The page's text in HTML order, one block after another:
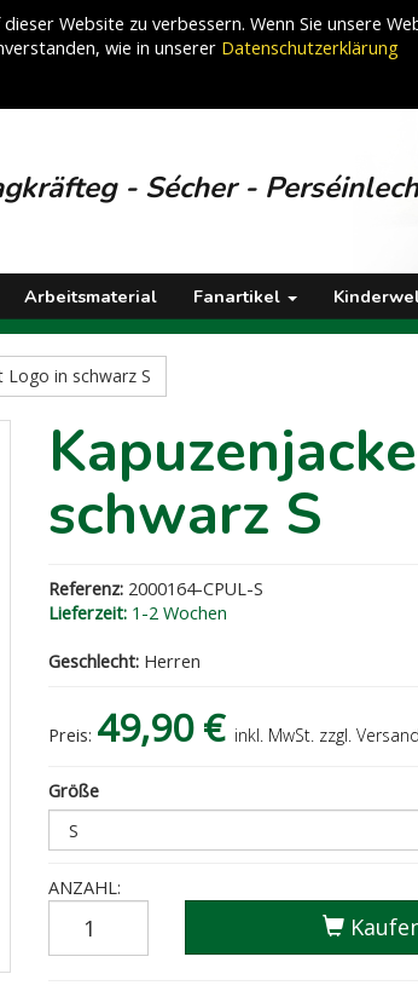
Website zu verbessern. Wenn Sie unsere
wie in unserer Datenschutzerklärung
- Sécher - Perséinlech
Arbeitsmaterial Fanartikel
Logo in schwarz S
schwarz S
Referenz:2000164-CPUL-S
Lieferzeit:1-2 Wochen
Geschlecht:Herren
Preis: 49,90 € inkl. MwSt. zzgl. Versand
Größe
ANZAHL: